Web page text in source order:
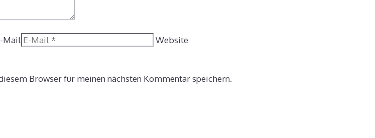
Mail Website
Browser für meinen nächsten Kommentar speichern.